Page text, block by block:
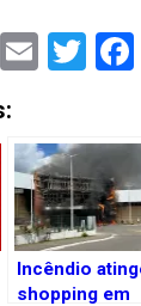
Telegram
Email
Incêndio
shopping em